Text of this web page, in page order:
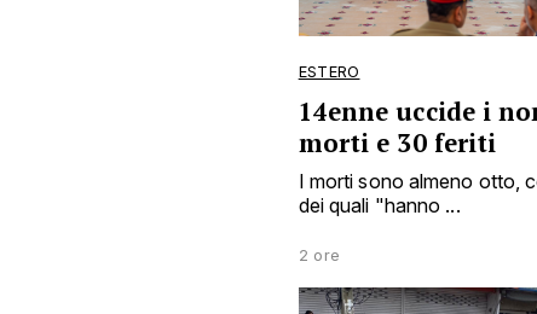
ESTERO
14enne uccide i
morti e 30 feriti
I morti sono almeno otto,
dei quali "hanno ...
2 ore